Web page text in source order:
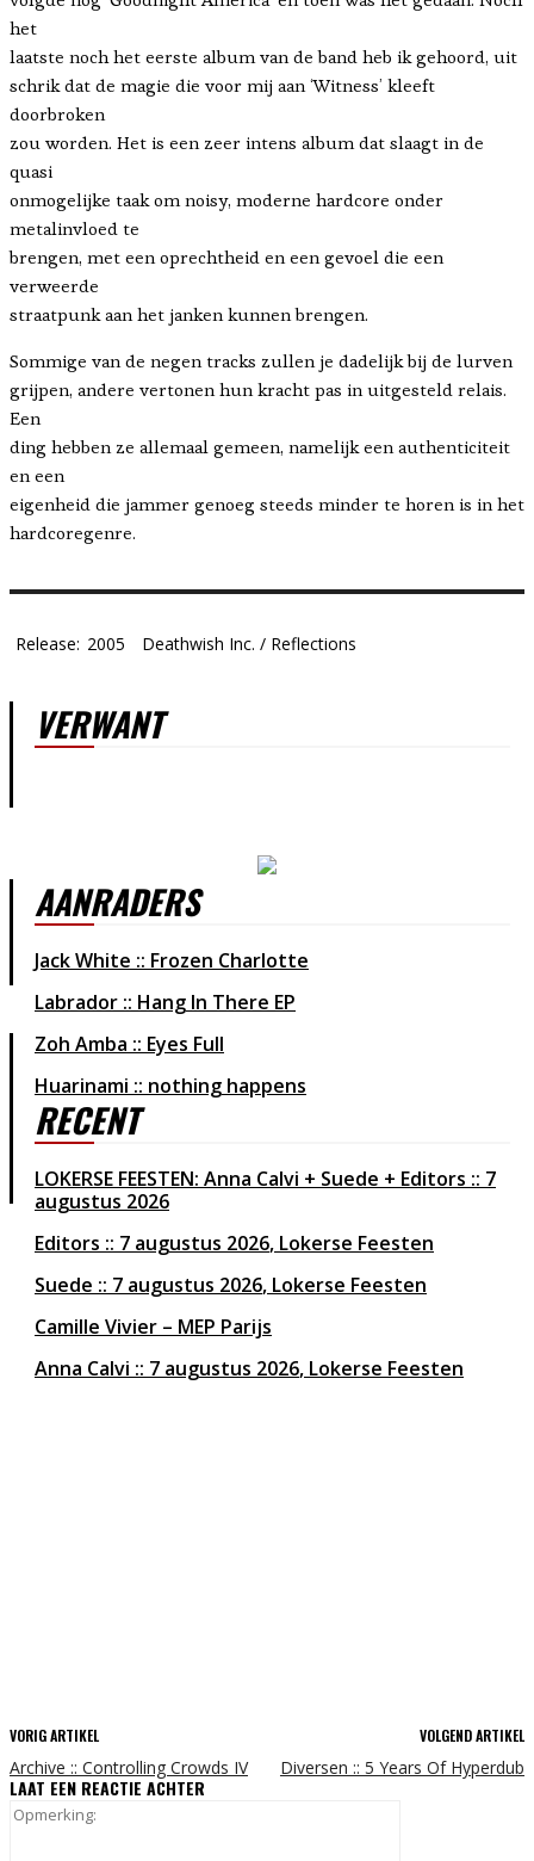
het
laatste noch het eerste album van de band heb ik gehoord, uit
schrik dat de magie die voor mij aan ‘Witness’ kleeft
doorbroken
zou worden. Het is een zeer intens album dat slaagt in de
quasi
onmogelijke taak om noisy, moderne hardcore onder
metalinvloed te
brengen, met een oprechtheid en een gevoel die een
verweerde
straatpunk aan het janken kunnen brengen.
Sommige van de negen tracks zullen je dadelijk bij de lurven
grijpen, andere vertonen hun kracht pas in uitgesteld relais.
Een
ding hebben ze allemaal gemeen, namelijk een authenticiteit
en een
eigenheid die jammer genoeg steeds minder te horen is in het
hardcoregenre.
Release: 2005 Deathwish Inc. / Reflections
VERWANT
AANRADERS
Jack White :: Frozen Charlotte
Labrador :: Hang In There EP
Zoh Amba :: Eyes Full
Huarinami :: nothing happens
RECENT
LOKERSE FEESTEN: Anna Calvi + Suede + Editors :: 7
augustus 2026
Editors
7 augustus 2026 Lokerse Feesten
Suede
7 augustus 2026 Lokerse Feesten
Camille Vivier – MEP Parijs
Anna Calvi
7 augustus 2026 Lokerse Feesten
VORIG ARTIKEL
Archive :: Controlling Crowds IV
VOLGEND ARTIKEL
Diversen :: 5 Years Of Hyperdub
LAAT EEN REACTIE ACHTER